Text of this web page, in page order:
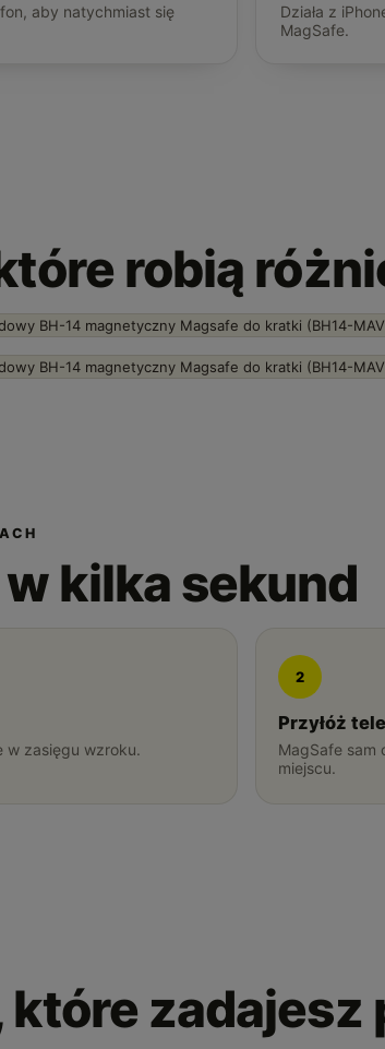
aby natychmiast się
Działa z
MagSafe.
robią
kilka sekund
w zasięgu wzroku.
2
Przyłóż
MagSafe sam
miejscu.
które zadajesz